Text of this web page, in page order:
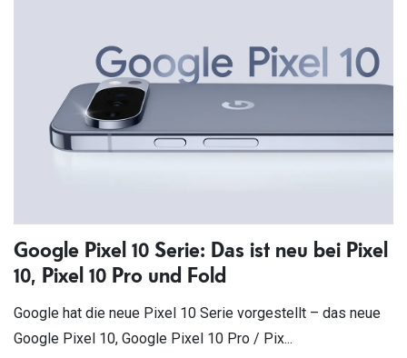
Google Pixel 10 Serie: Das ist neu bei Pixel
10, Pixel 10 Pro und Fold
Google hat die neue Pixel 10 Serie vorgestellt – das neue
Google Pixel 10, Google Pixel 10 Pro / Pix...